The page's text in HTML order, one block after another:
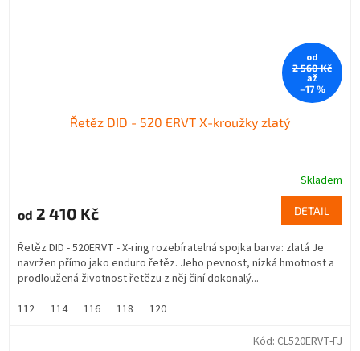
od
2 560 Kč
až
–17 %
Řetěz DID - 520 ERVT X-kroužky zlatý
Skladem
od 2 410 Kč DETAIL
Řetěz DID - 520ERVT - X-ring rozebíratelná spojka barva: zlatá Je
navržen přímo jako enduro řetěz. Jeho pevnost, nízká hmotnost a
prodloužená životnost řetězu z něj činí dokonalý...
112
114 116 118 120
Kód: CL520ERVT-FJ